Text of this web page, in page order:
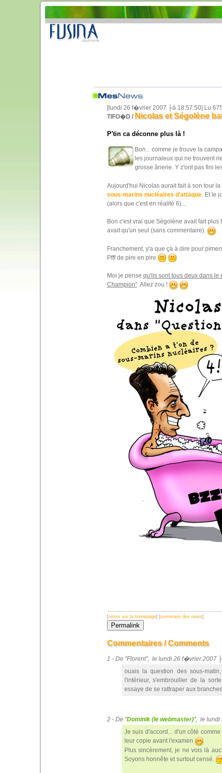
[lundi 26 f�vrier 2007 ├á 18:57:50] Lu
TIFO�D / Nicolas et Ségolène
P'tin ca déconne plus là !
Bon... comme je trouve la
les journaleux qui ne trouvent
grosse ânerie. Y z'ont pas fini
Aujourd'hui Nicolas aurait fait à son tour
sous-marins nucléaires d'attaque. Et le
(alors que c'est en réalité 6)...
Bon c'est vrai que Ségolène avait fait
avait qu'un seul (sans commentaire).
Franchement, y'a que çà à dire pour
Pfff de pire en pire
Moi je pense qu'ils sont tous deux dans le
Champion". Allez zou !
[retour sur la homepage] [sommaire des news]
Commentaires / Comments
1 - De "Florent", le lundi 26 f�vrier 2007
ouais la question des sous-
l'intérieur, s'embrouiller de la
essaye de se rattraper aux
2 - De "Dominik (le webmaster)", le lundi
Je suis d'accord... d'un côté
leur copie avant l'examen
Plus sincèrement, je ne vois là
Soyons honnête et surtout censé.